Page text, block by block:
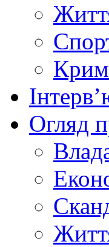
Огляд